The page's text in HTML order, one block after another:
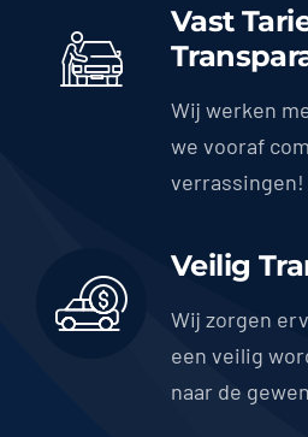
Vast
Wij werken
we vooraf
verrassingen!
Veilig
Wij zorgen
een veilig
naar de